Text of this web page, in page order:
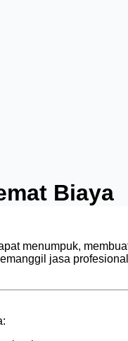
Biaya
menumpuk,
jasa